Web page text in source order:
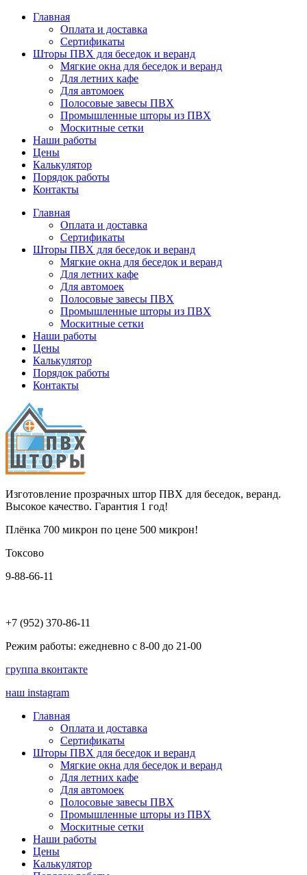
Главная
Оплата и доставка
Сертификаты
Шторы ПВХ для беседок и веранд
Мягкие окна для беседок и веранд
Для летних кафе
Для автомоек
Полосовые завесы ПВХ
Промышленные шторы из ПВХ
Москитные сетки
Наши работы
Цены
Калькулятор
Порядок работы
Контакты
Главная
Оплата и доставка
Сертификаты
Шторы ПВХ для беседок и веранд
Мягкие окна для беседок и веранд
Для летних кафе
Для автомоек
Полосовые завесы ПВХ
Промышленные шторы из ПВХ
Москитные сетки
Наши работы
Цены
Калькулятор
Порядок работы
Контакты
Изготовление прозрачных штор ПВХ для беседок, веранд.
Высокое качество. Гарантия 1 год!
Плёнка 700 микрон по цене 500 микрон!
Токсово
9-88-66-11
+7 (952) 370-86-11
Режим работы: ежедневно с 8-00 до 21-00
группа вконтакте
наш instagram
Главная
Оплата и доставка
Сертификаты
Шторы ПВХ для беседок и веранд
Мягкие окна для беседок и веранд
Для летних кафе
Для автомоек
Полосовые завесы ПВХ
Промышленные шторы из ПВХ
Москитные сетки
Наши работы
Цены
Калькулятор